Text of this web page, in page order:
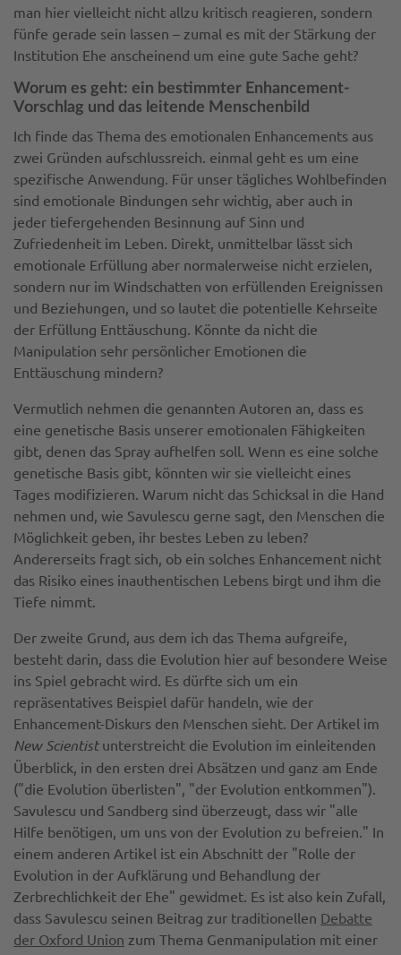
man hier vielleicht nicht allzu kritisch reagieren, sondern
fünfe gerade sein lassen – zumal es mit der Stärkung der
Institution Ehe anscheinend um eine gute Sache geht?
Worum es geht: ein bestimmter Enhancement-
Vorschlag und das leitende Menschenbild
Ich finde das Thema des emotionalen Enhancements aus
zwei Gründen aufschlussreich. einmal geht es um eine
spezifische Anwendung. Für unser tägliches Wohlbefinden
sind emotionale Bindungen sehr wichtig, aber auch in
jeder tiefergehenden Besinnung auf Sinn und
Zufriedenheit im Leben. Direkt, unmittelbar lässt sich
emotionale Erfüllung aber normalerweise nicht erzielen,
sondern nur im Windschatten von erfüllenden Ereignissen
und Beziehungen, und so lautet die potentielle Kehrseite
der Erfüllung Enttäuschung. Könnte da nicht die
Manipulation sehr persönlicher Emotionen die
Enttäuschung mindern?
Vermutlich nehmen die genannten Autoren an, dass es
eine genetische Basis unserer emotionalen Fähigkeiten
gibt, denen das Spray aufhelfen soll. Wenn es eine solche
genetische Basis gibt, könnten wir sie vielleicht eines
Tages modifizieren. Warum nicht das Schicksal in die Hand
nehmen und, wie Savulescu gerne sagt, den Menschen die
Möglichkeit geben, ihr bestes Leben zu leben?
Andererseits fragt sich, ob ein solches Enhancement nicht
das Risiko eines inauthentischen Lebens birgt und ihm die
Tiefe nimmt.
Der zweite Grund, aus dem ich das Thema aufgreife,
besteht darin, dass die Evolution hier auf besondere Weise
ins Spiel gebracht wird. Es dürfte sich um ein
repräsentatives Beispiel dafür handeln, wie der
Enhancement-Diskurs den Menschen sieht. Der Artikel im
New Scientistunterstreicht die Evolution im einleitenden
Überblick, in den ersten drei Absätzen und ganz am Ende
("die Evolution überlisten", "der Evolution entkommen").
Savulescu und Sandberg sind überzeugt, dass wir "alle
Hilfe benötigen, um uns von der Evolution zu befreien." In
einem anderen Artikel ist ein Abschnitt der "Rolle der
Evolution in der Aufklärung und Behandlung der
Zerbrechlichkeit der Ehe" gewidmet. Es ist also kein Zufall,
dass Savulescu seinen Beitrag zur traditionellen Debatte
der Oxford Union zum Thema Genmanipulation mit einer